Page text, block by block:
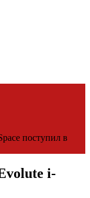
поступил в
i-